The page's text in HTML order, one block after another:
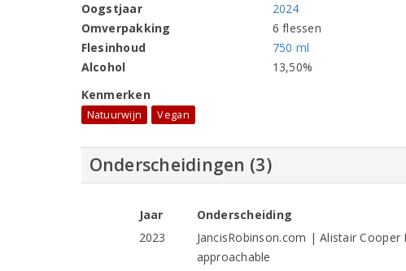
Oogstjaar
2024
Omverpakking
6 flessen
Flesinhoud
750 ml
Alcohol
13,50%
Kenmerken
Natuurwijn Vegan
Onderscheidingen (3)
Jaar
Onderscheiding
2023
JancisRobinson.com | Alistair
approachable